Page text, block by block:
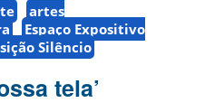
artes
Espaço Expositivo
Silêncio
tela’